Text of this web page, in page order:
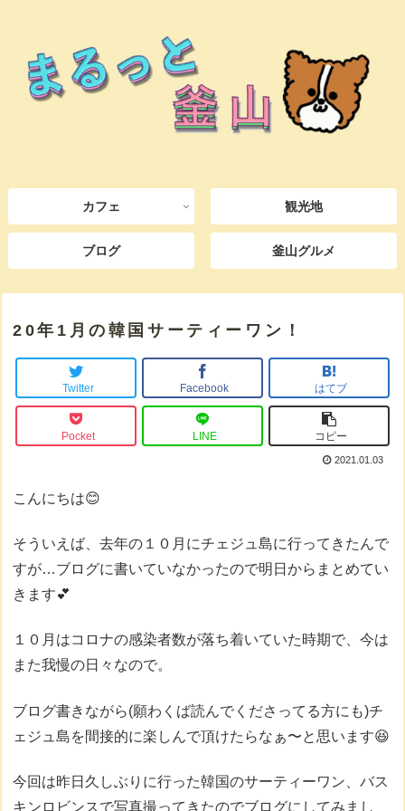
カフェ 観光地
ブログ 釜山グルメ
20年1月の韓国サーティーワン！
Twitter Facebook はてブ
Pocket LINE コピー
2021.01.03
こんにちは😊
そういえば、去年の１０月にチェジュ島に行ってきたんで
すが…ブログに書いていなかったので明日からまとめてい
きます💕
１０月はコロナの感染者数が落ち着いていた時期で、今は
また我慢の日々なので。
ブログ書きながら(願わくば読んでくださってる方にも)チ
ェジュ島を間接的に楽しんで頂けたらなぁ〜と思います😆
今回は昨日久しぶりに行った韓国のサーティーワン、バス
キンロビンスで写真撮ってきたのでブログにしてみまし